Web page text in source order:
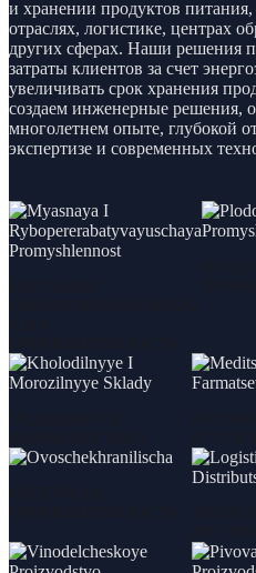
и хранении продуктов
отраслях, логистике, центрах
других сферах. Наши решения
затраты клиентов за счет
увеличивать срок хранения
создаем инженерные решения,
многолетнем опыте, глубокой
экспертизе и современных